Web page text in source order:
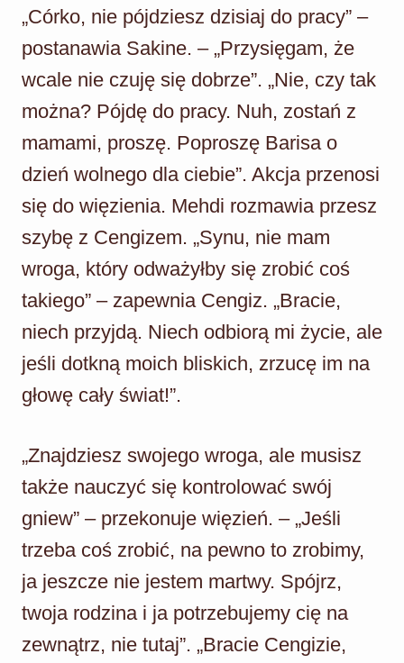
„Córko, nie pójdziesz dzisiaj do pracy” –
postanawia Sakine. – „Przysięgam, że
wcale nie czuję się dobrze”. „Nie, czy tak
można? Pójdę do pracy. Nuh, zostań z
mamami, proszę. Poproszę Barisa o
dzień wolnego dla ciebie”. Akcja przenosi
się do więzienia. Mehdi rozmawia przesz
szybę z Cengizem. „Synu, nie mam
wroga, który odważyłby się zrobić coś
takiego” – zapewnia Cengiz. „Bracie,
niech przyjdą. Niech odbiorą mi życie, ale
jeśli dotkną moich bliskich, zrzucę im na
głowę cały świat!”.
„Znajdziesz swojego wroga, ale musisz
także nauczyć się kontrolować swój
gniew” – przekonuje więzień. – „Jeśli
trzeba coś zrobić, na pewno to zrobimy,
ja jeszcze nie jestem martwy. Spójrz,
twoja rodzina i ja potrzebujemy cię na
zewnątrz, nie tutaj”. „Bracie Cengizie,